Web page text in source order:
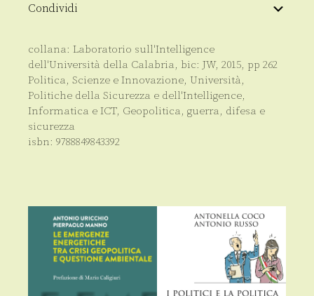
Condividi
collana: Laboratorio sull'Intelligence
dell'Università della Calabria, bic: JW, 2015, pp 262
Politica, Scienze e Innovazione, Università,
Politiche della Sicurezza e dell'Intelligence,
Informatica e ICT, Geopolitica, guerra, difesa e
sicurezza
isbn: 9788849843392